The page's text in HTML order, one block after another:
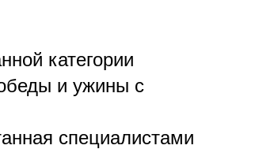
категории
и ужины с
специалистами